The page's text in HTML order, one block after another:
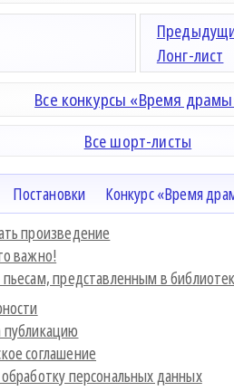
Лонг-лист
Все конкурсы «Время
Все шорт-листы
Постановки Конкурс «Время
произведение
важно!
представленным в
соглашение
персональных данных